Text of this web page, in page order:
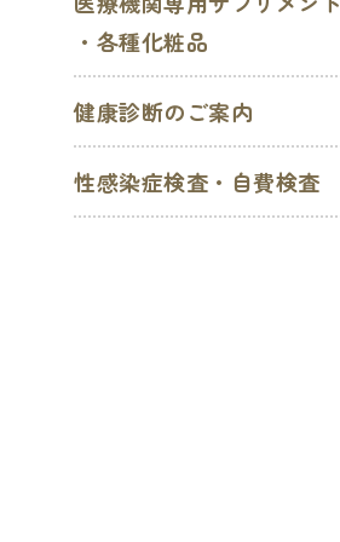
・各種化粧品
健康診断のご案内
性感染症検査・自費検査